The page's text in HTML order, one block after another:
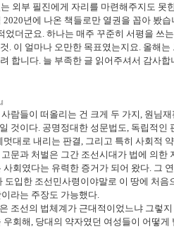
외부 필진에게 자리를 마련해주지도 못
2020년에 나온 책들로만 열권을 꼽아 봤습
었더군요. 하나는 매주 꾸준히 서평을 쓰
. 이 얼마나 오만한 목표였는지요. 올해는
합니다. 늘 부족한 글 읽어주셔서 감사합
』
람들이 떠올리는 건 크게 두 가지, 원님
일 것이다. 공명정대한 성문법도, 독립적인
멋대로 내리는 판결, 그리고 특히 사회적
문과 처벌은 그간 조선시대가 법에 의한
사회였다는 유력한 증거가 되어 왔다. 그
도입한 조선민사령이야말로 이 땅에 처음
라는 주장도 가능했다.
은 조선의 법체계가 근대적이었느냐 그렇
우회해, 당대의 약자였던 여성들이 어떻게